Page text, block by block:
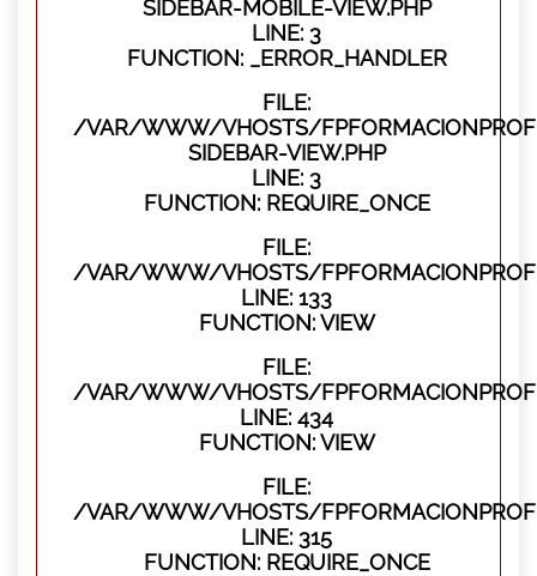
SIDEBAR-MOBILE-VIEW.PHP
LINE: 3
FUNCTION: _ERROR_HANDLER
FILE:
/VAR/WWW/VHOSTS/
SIDEBAR-VIEW.PHP
LINE: 3
FUNCTION: REQUIRE_ONCE
FILE:
/VAR/WWW/VHOSTS/
LINE: 133
FUNCTION: VIEW
FILE:
/VAR/WWW/VHOSTS/
LINE: 434
FUNCTION: VIEW
FILE:
/VAR/WWW/VHOSTS/
LINE: 315
FUNCTION: REQUIRE_ONCE